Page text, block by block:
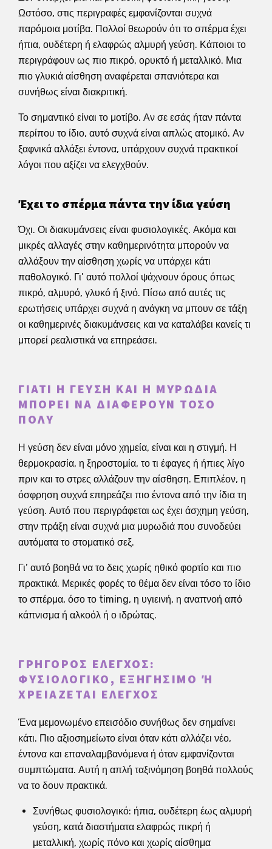
Ωστόσο, στις περιγραφές εμφανίζονται συχνά
παρόμοια μοτίβα. Πολλοί θεωρούν ότι το σπέρμα έχει
ήπια, ουδέτερη ή ελαφρώς αλμυρή γεύση. Κάποιοι το
περιγράφουν ως πιο πικρό, ορυκτό ή μεταλλικό. Μια
πιο γλυκιά αίσθηση αναφέρεται σπανιότερα και
συνήθως είναι διακριτική.
Το σημαντικό είναι το μοτίβο. Αν σε εσάς ήταν πάντα
περίπου το ίδιο, αυτό συχνά είναι απλώς ατομικό. Αν
ξαφνικά αλλάξει έντονα, υπάρχουν συχνά πρακτικοί
λόγοι που αξίζει να ελεγχθούν.
Έχει το σπέρμα πάντα την ίδια γεύση
Όχι. Οι διακυμάνσεις είναι φυσιολογικές. Ακόμα και
μικρές αλλαγές στην καθημερινότητα μπορούν να
αλλάξουν την αίσθηση χωρίς να υπάρχει κάτι
παθολογικό. Γι’ αυτό πολλοί ψάχνουν όρους όπως
πικρό, αλμυρό, γλυκό ή ξινό. Πίσω από αυτές τις
ερωτήσεις υπάρχει συχνά η ανάγκη να μπουν σε τάξη
οι καθημερινές διακυμάνσεις και να καταλάβει κανείς τι
μπορεί ρεαλιστικά να επηρεάσει.
ΓΙΑΤΊ Η ΓΕΎΣΗ ΚΑΙ Η ΜΥΡΩΔΙΆ
ΜΠΟΡΕΊ ΝΑ ΔΙΑΦΈΡΟΥΝ ΤΌΣΟ
ΠΟΛΎ
Η γεύση δεν είναι μόνο χημεία, είναι και η στιγμή. Η
θερμοκρασία, η ξηροστομία, το τι έφαγες ή ήπιες λίγο
πριν και το στρες αλλάζουν την αίσθηση. Επιπλέον, η
όσφρηση συχνά επηρεάζει πιο έντονα από την ίδια τη
γεύση. Αυτό που περιγράφεται ως έχει άσχημη γεύση,
στην πράξη είναι συχνά μια μυρωδιά που συνοδεύει
αυτόματα το στοματικό σεξ.
Γι’ αυτό βοηθά να το δεις χωρίς ηθικό φορτίο και πιο
πρακτικά. Μερικές φορές το θέμα δεν είναι τόσο το ίδιο
το σπέρμα, όσο το timing, η υγιεινή, η αναπνοή από
κάπνισμα ή αλκοόλ ή ο ιδρώτας.
ΓΡΉΓΟΡΟΣ ΈΛΕΓΧΟΣ:
ΦΥΣΙΟΛΟΓΙΚΌ, ΕΞΗΓΉΣΙΜΟ Ή Χ
ΡΕΙΆΖΕΤΑΙ ΈΛΕΓΧΟΣ
Ένα μεμονωμένο επεισόδιο συνήθως δεν σημαίνει
κάτι. Πιο αξιοσημείωτο είναι όταν κάτι αλλάζει νέο,
έντονα και επαναλαμβανόμενα ή όταν εμφανίζονται
συμπτώματα. Αυτή η απλή ταξινόμηση βοηθά πολλούς
να το δουν πρακτικά.
Συνήθως φυσιολογικό: ήπια, ουδέτερη έως αλμυρή
γεύση, κατά διαστήματα ελαφρώς πικρή ή
μεταλλική, χωρίς πόνο και χωρίς αίσθημα